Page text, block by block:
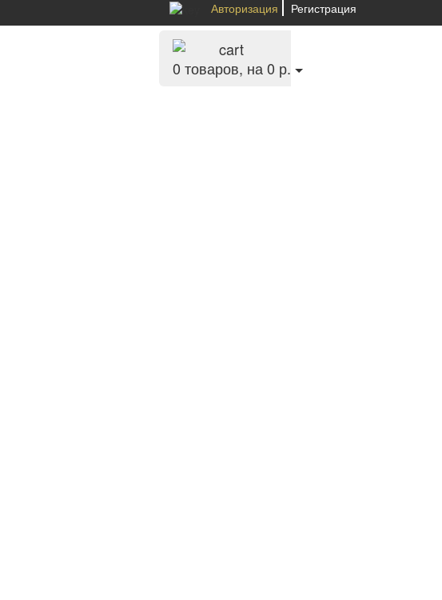
Авторизация Регистрация
0 товаров, на 0 р.